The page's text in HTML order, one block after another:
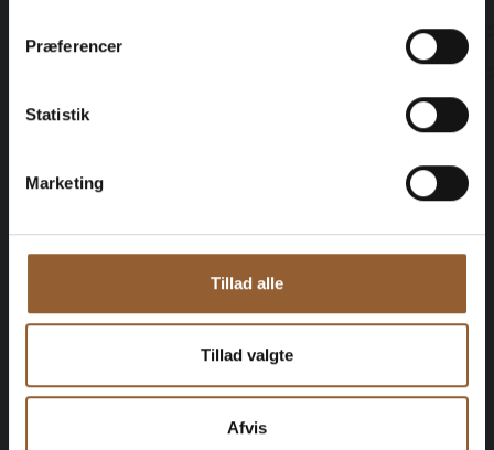
Præferencer
Statistik
Marketing
Tillad alle
Tillad valgte
Afvis
Mitgliedervorteil bei Universe
Gold
12 Monate freier Eintritt in alle unsere